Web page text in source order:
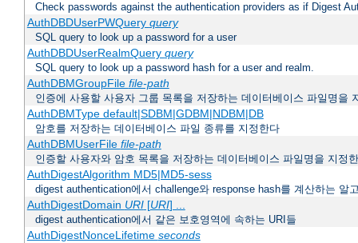
Check passwords against the authentication providers as if Digest
AuthDBDUserPWQuery query
SQL query to look up a password for a user
AuthDBDUserRealmQuery query
SQL query to look up a password hash for a user and realm.
AuthDBMGroupFile file-path
인증에 사용할 사용자 그룹 목록을 저장하는 데이터베이스 파일명을
AuthDBMType default|SDBM|GDBM|NDBM|DB
암호를 저장하는 데이터베이스 파일 종류를 지정한다
AuthDBMUserFile file-path
인증할 사용자와 암호 목록을 저장하는 데이터베이스 파일명을 지정
AuthDigestAlgorithm MD5|MD5-sess
digest authentication에서 challenge와 response hash를 계산하는 알
AuthDigestDomain URI[URI] ...
digest authentication에서 같은 보호영역에 속하는 URI들
AuthDigestNonceLifetime seconds